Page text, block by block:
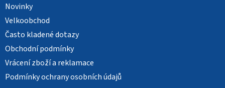
Novinky
Velkoobchod
Často kladené dotazy
Obchodní podmínky
Vrácení zboží a reklamace
Podmínky ochrany osobních údajů